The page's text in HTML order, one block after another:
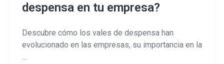
despensa en tu empresa?
Descubre cómo los vales de despensa han
evolucionado en las empresas, su importancia en la
...